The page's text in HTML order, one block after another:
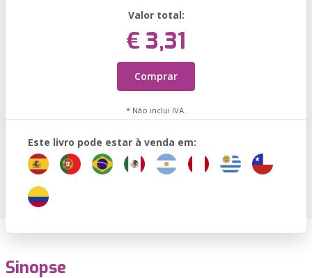
Valor total:
€ 3,31
Comprar
* Não inclui IVA.
Este livro pode estar à venda em:
Sinopse